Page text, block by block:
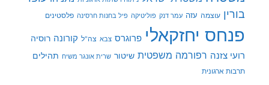
בורין עוצמה עזה עמר דנק פוליטיקה פיל בחנות חרסינה פלסטינים
פנחס יחזקאלי פרוגרס צבא צה"ל קורונה רוסיה
רועי צזנה רפורמה משפטית שיטור שרית אונגר משיח תהילים
תרבות ארגונית